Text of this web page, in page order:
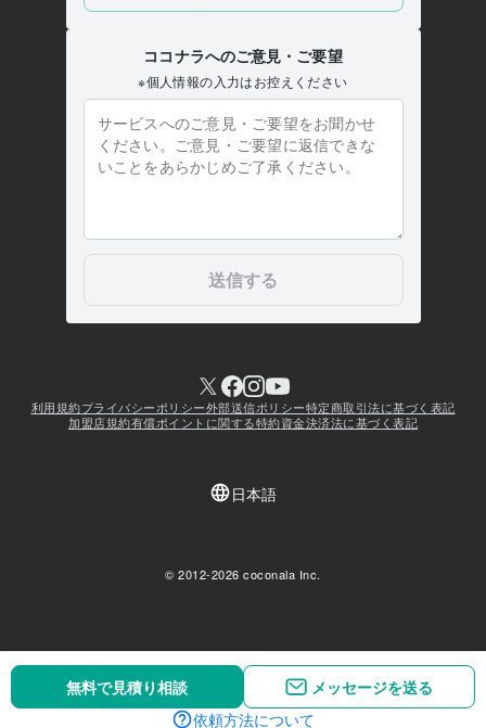
無料で見積り相談
メッセージを送る
無料で見積り相談
メッセージを送る
依頼方法について